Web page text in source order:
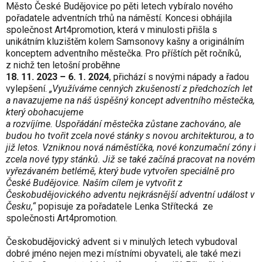
Město České Budějovice po pěti letech vybíralo nového
pořadatele adventních trhů na náměstí. Koncesi obhájila
společnost Art4promotion, která v minulosti přišla s
unikátním kluzištěm kolem Samsonovy kašny a originálním
konceptem adventního městečka. Pro příštích pět ročníků,
z nichž ten letošní proběhne
18. 11. 2023 – 6. 1. 2024, přichází s novými nápady a řadou
vylepšení. „Využíváme cenných zkušeností z předchozích let
a navazujeme na náš úspěšný koncept adventního městečka,
který obohacujeme
a rozvíjíme. Uspořádání městečka zůstane zachováno, ale
budou ho tvořit zcela nové stánky s novou architekturou, a to
již letos. Vzniknou nová náměstíčka, nové konzumační zóny i
zcela nové typy stánků. Již se také začíná pracovat na novém
vyřezávaném betlémě, který bude vytvořen speciálně pro
České Budějovice. Naším cílem je vytvořit z
Českobudějovického adventu nejkrásnější adventní událost v
Česku,“popisuje za pořadatele Lenka Střítecká ze
společnosti Art4promotion.
Českobudějovický advent si v minulých letech vybudoval
dobré jméno nejen mezi místními obyvateli, ale také mezi